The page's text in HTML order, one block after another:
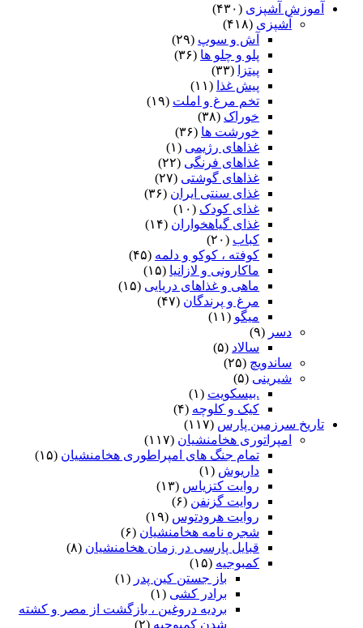
آموزش آشپزی (۴۳۰)
آشپزی (۴۱۸)
آش و سوپ (۲۹)
پلو و چلو ها (۳۶)
پیتزا
(۳۳)
پیش غذا (۱۱)
تخم مرغ و املت (۱۹)
خوراک (۳۸)
خورشت ها (۳۶)
غذاهای رژیمی (۱)
غذاهای فرنگی (۲۲)
غذاهای گوشتی (۲۷)
غذای سنتی ایران (۳۶)
غذای کودک (۱۰)
غذای گیاهخواران (۱۴)
کباب (۲۰)
کوفته ، کوکو و دلمه (۴۵)
ماکارونی و لازانیا (۱۵)
ماهی و غذاهای دریایی (۱۵)
مرغ و پرندگان (۴۷)
میگو (۱۱)
دسر (۹)
سالاد (۵)
ساندویچ (۲۵)
شیرینی (۵)
.بیسکویت (۱)
کیک و کلوچه (۴)
تاریخ سرزمین پارس (۱۱۷)
امپراتوری هخامنشیان (۱۱۷)
تمام جنگ های امپراطوری هخامنشیان (۱۵)
داریوش (۱)
روایت کتزیاس (۱۳)
روایت گزنفن (۶)
روایت هرودتوس (۱۹)
شجره نامه هخامنشیان (۶)
قبایل پارسی در زمان هخامنشیان (۸)
کمبوجیه (۱۵)
باز جستن کین پدر (۱)
برادر کشی (۱)
بردیه دروغین ، بازگشت از مصر و کشته
شدن کمبوجیه (۲)